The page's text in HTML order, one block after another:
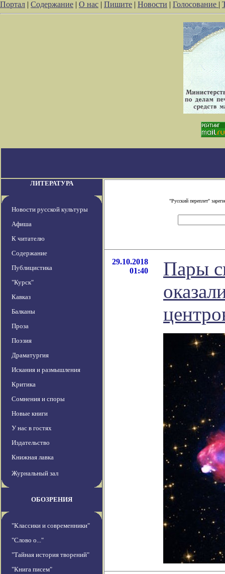
Портал | Содержание | О нас | Пишите | Новости | Голосование |
ЛИТЕРАТУРА
Новости русской культуры
Афиша
К читателю
Содержание
Публицистика
"Курск"
Кавказ
Балканы
Проза
Поэзия
Драматургия
Искания и размышления
Критика
Сомнения и споры
Новые книги
У нас в гостях
Издательство
Книжная лавка
Журнальный зал
ОБОЗРЕНИЯ
"Классики и современники"
"Слово о..."
"Тайная история творений"
"Книга писем"
"Русский переплет"
29.10.2018
01:40
Пары